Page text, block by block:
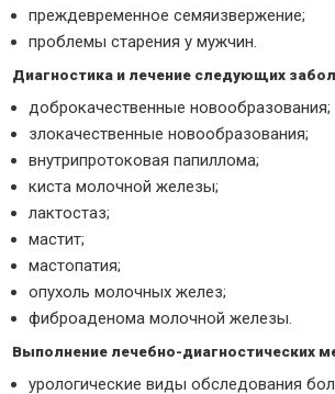
преждевременное семяизвержение;
проблемы старения у мужчин.
Диагностика и лечение следующих
доброкачественные новообразования;
злокачественные новообразования;
внутрипротоковая папиллома;
киста молочной железы;
лактостаз;
мастит;
мастопатия;
опухоль молочных желез;
фиброаденома молочной железы.
Выполнение лечебно-диагностических
урологические виды обследования